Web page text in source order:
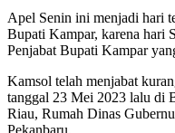
Apel Senin ini menjadi hari
Bupati Kampar, karena hari
Penjabat Bupati Kampar
Kamsol telah menjabat
tanggal 23 Mei 2023 lalu di
Riau, Rumah Dinas
Pekanbaru.